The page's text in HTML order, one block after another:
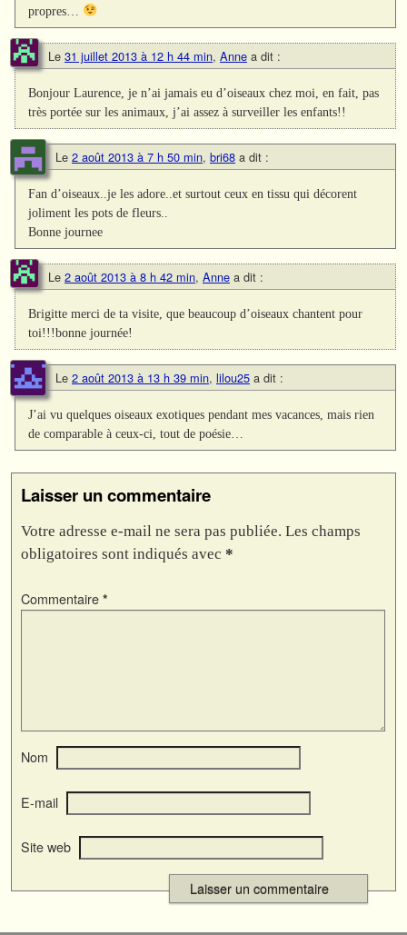
propres…
Le 31 juillet 2013 à 12 h 44 min, Anne a dit :
Bonjour Laurence, je n’ai jamais eu d’oiseaux chez moi, en fait, pas
très portée sur les animaux, j’ai assez à surveiller les enfants!!
Le 2 août 2013 à 7 h 50 min, bri68 a dit :
Fan d’oiseaux..je les adore..et surtout ceux en tissu qui décorent
joliment les pots de fleurs..
Bonne journee
Le 2 août 2013 à 8 h 42 min, Anne a dit :
Brigitte merci de ta visite, que beaucoup d’oiseaux chantent pour
toi!!!bonne journée!
Le 2 août 2013 à 13 h 39 min, lilou25 a dit :
J’ai vu quelques oiseaux exotiques pendant mes vacances, mais rien
de comparable à ceux-ci, tout de poésie…
Laisser un commentaire
Votre adresse e-mail ne sera pas publiée. Les champs
obligatoires sont indiqués avec *
Commentaire *
Nom
E-mail
Site web